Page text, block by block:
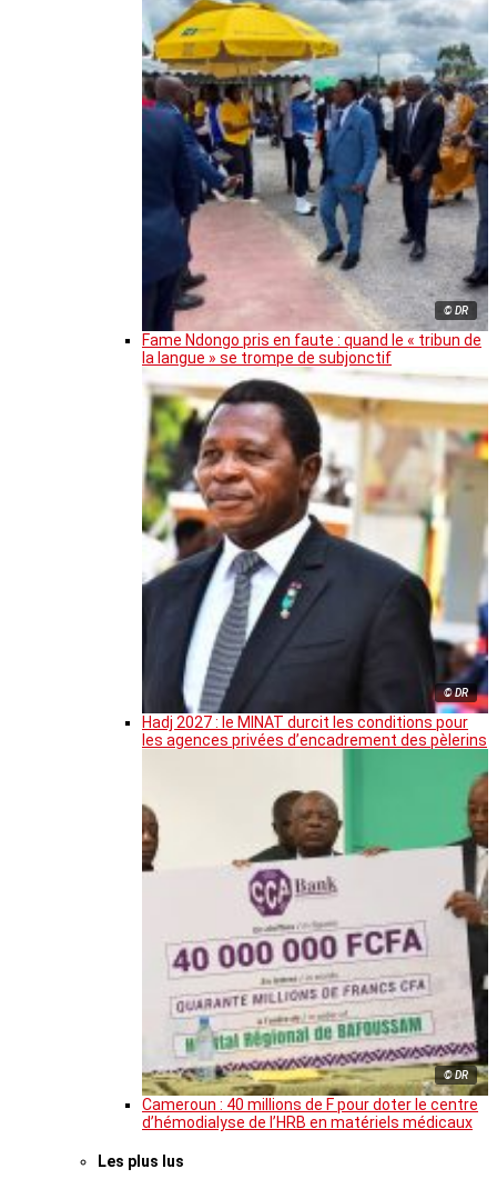
© DR
Fame Ndongo pris en faute : quand le « tribun de
la langue » se trompe de subjonctif
© DR
Hadj 2027 : le MINAT durcit les conditions pour
les agences privées d’encadrement des pèlerins
© DR
Cameroun : 40 millions de F pour doter le centre
d’hémodialyse de l’HRB en matériels médicaux
Les plus lus